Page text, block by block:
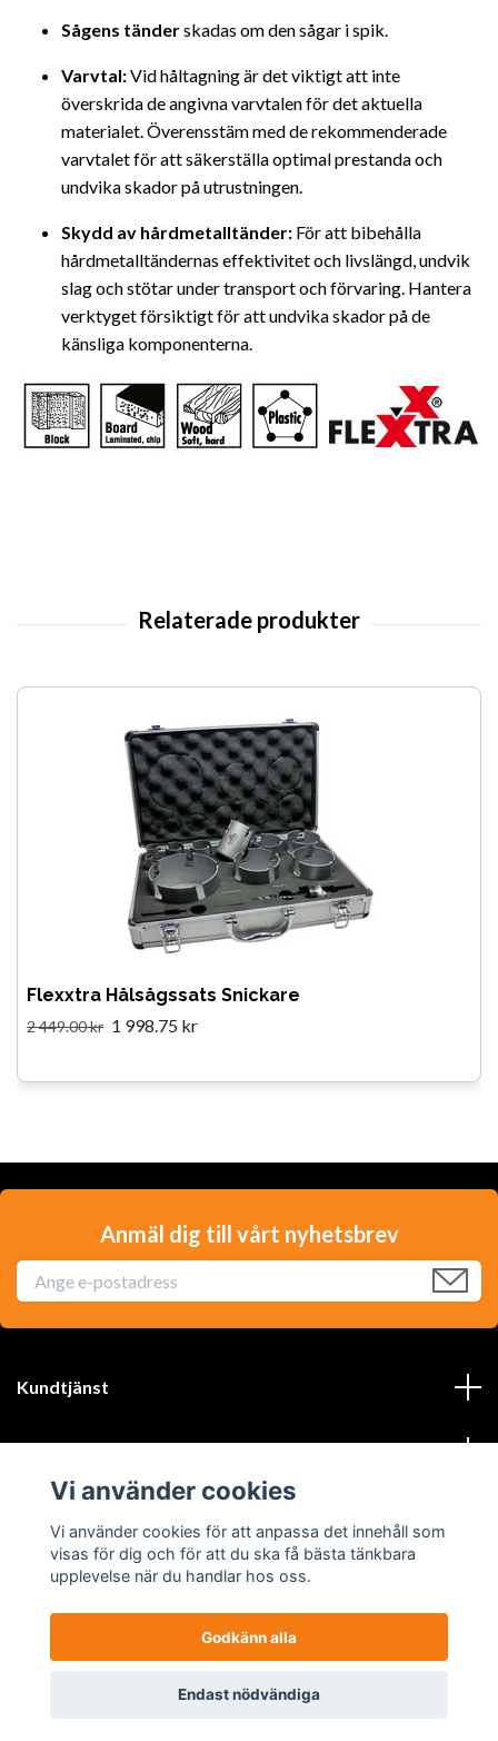
Sågens tänderskadas om den sågar i spik.
Varvtal:Vid håltagning är det viktigt att inte
överskrida de angivna varvtalen för det aktuella
materialet. Överensstäm med de rekommenderade
varvtalet för att säkerställa optimal prestanda och
undvika skador på utrustningen.
Skydd av hårdmetalltänder: För att bibehålla
hårdmetalltändernas effektivitet och livslängd, undvik
slag och stötar under transport och förvaring. Hantera
verktyget försiktigt för att undvika skador på de
känsliga komponenterna.
Flexxtra Hålsågssats Snickare
2 449.00 kr 1 998.75 kr
Anmäl dig till vårt nyhetsbrev
Kundtjänst
Läs mer
© 2026 Byggården.se
Vi använder cookies
Vi använder cookies för att anpassa det innehåll som
visas för dig och för att du ska få bästa tänkbara
upplevelse när du handlar hos oss.
Godkänn alla
Endast nödvändiga